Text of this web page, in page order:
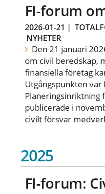
FI-forum
2026-01-21 |
NYHETER
Den 21 januari
om civil beredskap,
finansiella företag
Utgångspunkten var
Planeringsinriktning
publicerade i
civilt försvar
2025
FI-forum: